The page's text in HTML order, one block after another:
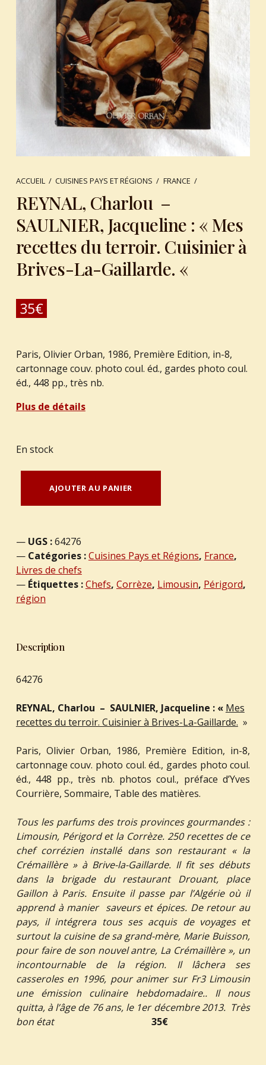
ACCUEIL / CUISINES PAYS ET RÉGIONS / FRANCE /
REYNAL, Charlou –
SAULNIER, Jacqueline : « Mes
recettes du terroir. Cuisinier à
Brives-La-Gaillarde. «
35€
Paris, Olivier Orban, 1986, Première Edition, in-8,
cartonnage couv. photo coul. éd., gardes photo coul.
éd., 448 pp., très nb.
Plus de détails
En stock
AJOUTER AU PANIER
UGS :64276
Catégories :Cuisines Pays et Régions, France,
Livres de chefs
Étiquettes :Chefs, Corrèze, Limousin, Périgord,
région
Description
64276
REYNAL, Charlou – SAULNIER, Jacqueline : « Mes
recettes du terroir. Cuisinier à Brives-La-Gaillarde. »
Paris, Olivier Orban, 1986, Première Edition, in-8,
cartonnage couv. photo coul. éd., gardes photo coul.
éd., 448 pp., très nb. photos coul., préface d’Yves
Courrière, Sommaire, Table des matières.
Tous les parfums des trois provinces gourmandes :
Limousin, Périgord et la Corrèze. 250 recettes de ce
chef corrézien installé dans son restaurant « la
Crémaillère » à Brive-la-Gaillarde. Il fit ses débuts
dans la brigade du restaurant Drouant, place
Gaillon à Paris. Ensuite il passe par l’Algérie où il
apprend à manier saveurs et épices. De retour au
pays, il intégrera tous ses acquis de voyages et
surtout la cuisine de sa grand-mère, Marie Buisson,
pour faire de son nouvel antre, La Crémaillère », un
incontournable de la région. Il lâchera ses
casseroles en 1996, pour animer sur Fr3 Limousin
une émission culinaire hebdomadaire.. Il nous
quitta, à l’âge de 76 ans, le 1er décembre 2013. Très
bon état
35€